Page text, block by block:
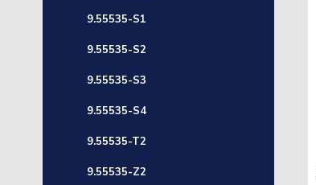
9.55535-S1
9.55535-S2
9.55535-S3
9.55535-S4
9.55535-T2
9.55535-Z2